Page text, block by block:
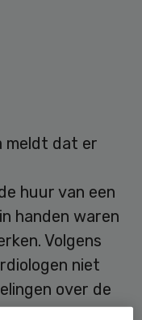
meldt dat er
huur van een
handen waren
Volgens
niet
over de